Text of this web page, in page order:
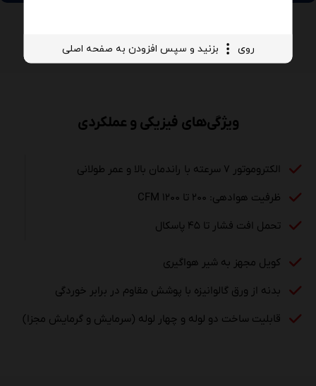
روی بزنید و سپس افزودن به صفحه اصلی
ویژگی‌های فیزیکی و عملکردی
الکتروموتور ۷ سرعته با راندمان بالا و عمر طولانی
ظرفیت هوادهی: ۲۰۰ تا ۱۲۰۰ CFM
تحمل افت فشار تا ۴۵ پاسکال
کویل مجهز به شیر هواگیری
بدنه از ورق گالوانیزه با پوشش مقاوم در برابر خوردگی
قابلیت ساخت دو لوله و چهار لوله (سرمایش و گرمایش مجزا)